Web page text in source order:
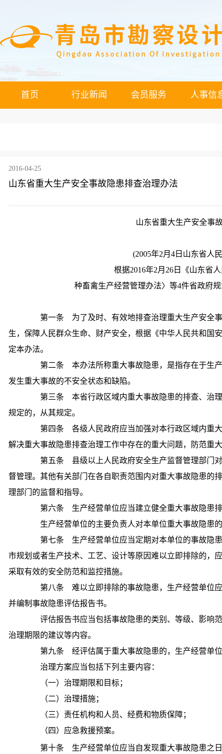
首页 行业新闻 会员服务 人事信
2016-04-25
山东省重大生产安全事故隐患排查治理办法
山东省重大生产安全事
(2005年2月4日山东省人
根据2016年2月26日《山东省
种畜禽生产经营管理办法〉等4件省政府
第一条 为了及时、有效地排查治理重大生产安全事
生，保障人民群众生命、财产安全，根据《中华人民共和国
定本办法。
第二条 本办法所称重大事故隐患，是指存在于生产
发生重大事故的不安全状态和缺陷。
第三条 本省行政区域内重大事故隐患的排查、治理
规定的，从其规定。
第四条 各级人民政府应当加强对本行政区域内重大
解决重大事故隐患排查治理工作中存在的重大问题，防范重
第五条 县级以上人民政府安全生产监督管理部门对
督管理。其他有关部门在各自职责范围内对重大事故隐患的
理部门的监督和指导。
第六条 生产经营单位应当建立健全重大事故隐患排
生产经营单位的主要负责人对本单位重大事故隐患
第七条 生产经营单位应当定期对本单位的事故隐患
市规划或者生产技术、工艺、设计等原因难以立即排除的，
采取有效的安全防范和监控措施。
第八条 难以立即排除的事故隐患，生产经营单位应
并编制事故隐患评估报告书。
评估报告书应当包括事故隐患的类别、等级、影响
治理期限的建议等内容。
第九条 经评估属于重大事故隐患的，生产经营单位
治理方案应当包括下列主要内容：
（一）治理期限和目标；
（二）治理措施；
（三）责任机构和人员、经费和物质保障；
（四）应急救援预案。
第十条 生产经营单位应当自发现重大事故隐患之